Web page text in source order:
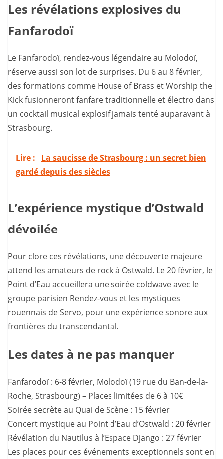
Les révélations explosives du
Fanfarodoï
Le Fanfarodoï, rendez-vous légendaire au Molodoï,
réserve aussi son lot de surprises. Du 6 au 8 février,
des formations comme House of Brass et Worship the
Kick fusionneront fanfare traditionnelle et électro dans
un cocktail musical explosif jamais tenté auparavant à
Strasbourg.
Lire :
La saucisse de Strasbourg : un secret bien
gardé depuis des siècles
L’expérience mystique d’Ostwald
dévoilée
Pour clore ces révélations, une découverte majeure
attend les amateurs de rock à Ostwald. Le 20 février, le
Point d’Eau accueillera une soirée coldwave avec le
groupe parisien Rendez-vous et les mystiques
rouennais de Servo, pour une expérience sonore aux
frontières du transcendantal.
Les dates à ne pas manquer
Fanfarodoï : 6-8 février, Molodoï (19 rue du Ban-de-la-
Roche, Strasbourg) – Places limitées de 6 à 10€
Soirée secrète au Quai de Scène : 15 février
Concert mystique au Point d’Eau d’Ostwald : 20 février
Révélation du Nautilus à l’Espace Django : 27 février
Les places pour ces événements exceptionnels sont en